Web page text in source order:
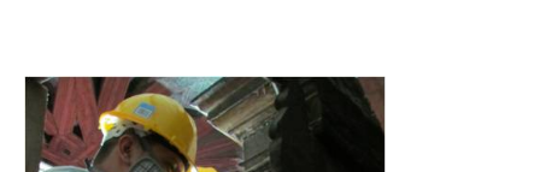
Patrimonio cultural
Empoderamiento socio-económico